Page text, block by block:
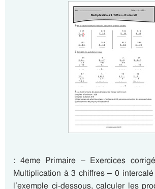
: 4eme Primaire – Exercices
Multiplication à 3 chiffres – 0
l’exemple ci-dessous, calculer les